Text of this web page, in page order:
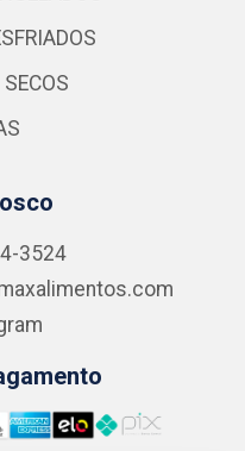
3524